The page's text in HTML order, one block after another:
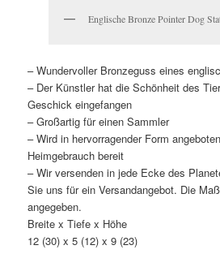
Englische Bronze Pointer Dog
– Wundervoller Bronzeguss eines
– Der Künstler hat die Schönheit des
Geschick eingefangen
– Großartig für einen Sammler
– Wird in hervorragender Form
Heimgebrauch bereit
– Wir versenden in jede Ecke des
Sie uns für ein Versandangebot. Die
angegeben.
Breite x Tiefe x Höhe
12 (30) x 5 (12) x 9 (23)